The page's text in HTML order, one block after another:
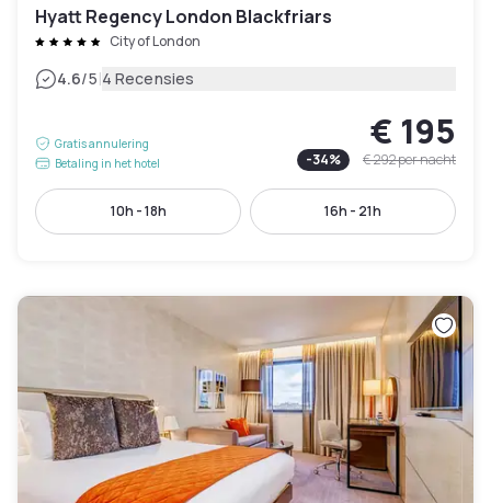
Hyatt Regency London Blackfriars
City of London
4.6/5|4 Recensies
Gratis annulering
Betaling in het hotel
€ 195
-34% € 292per nacht
10h - 18h 16h - 21h